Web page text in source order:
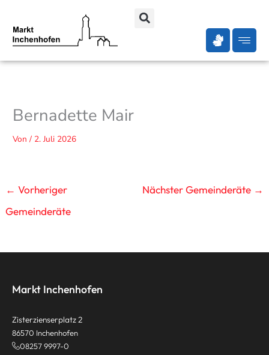
springen
Bernadette Mair
Von/ 2. Juli 2026
← Vorheriger
Gemeinderäte
Nächster Gemeinderäte →
Markt Inchenhofen
Zisterzienserplatz 2
86570 Inchenhofen
08257 9997-0